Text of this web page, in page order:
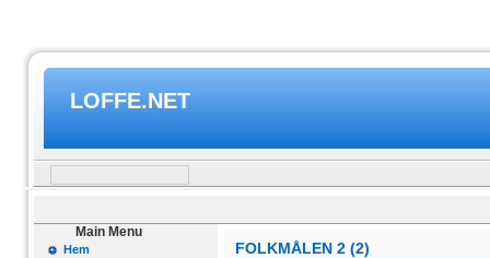
LOFFE.NET
Main Menu
Hem
FOLKMÅLEN 2 (2)